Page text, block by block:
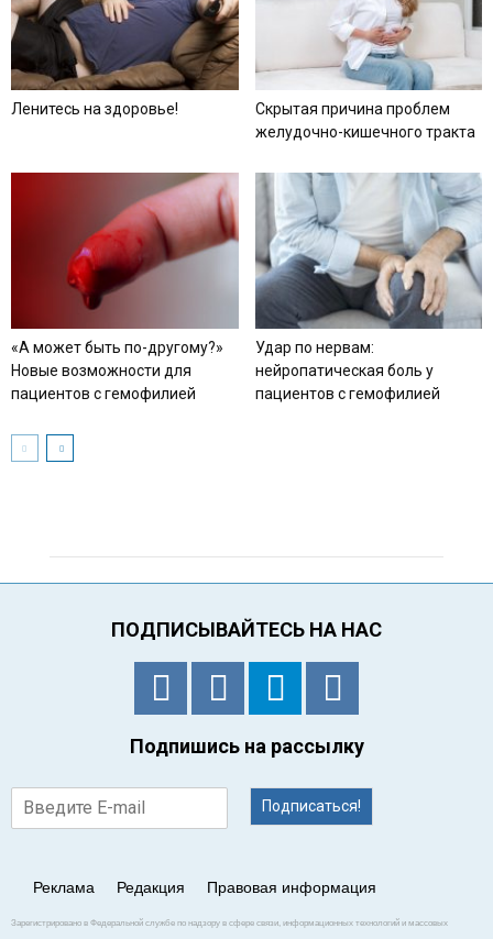
Ленитесь на здоровье!
Скрытая причина проблем
желудочно-кишечного тракта
«А может быть по-другому?»
Новые возможности для
пациентов с гемофилией
Удар по нервам:
нейропатическая боль у
пациентов с гемофилией
ПОДПИСЫВАЙТЕСЬ НА НАС
Подпишись на рассылку
Подписаться!
Реклама Редакция Правовая информация
Зарегистрировано в Федеральной службе по надзору в сфере связи, информационных технологий и массовых